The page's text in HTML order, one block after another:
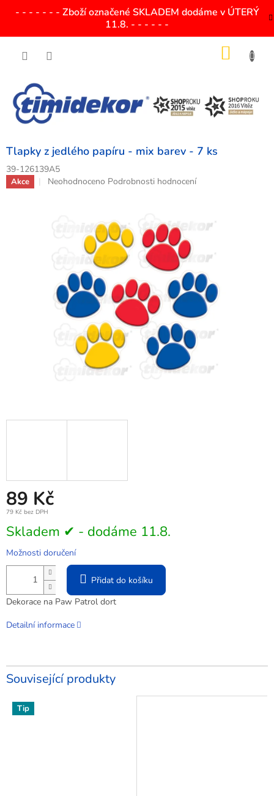
- - - - - - - Zboží označené SKLADEM dodáme v ÚTERÝ
11.8. - - - - - -
Tlapky z jedlého papíru - mix barev - 7 ks
39-126139A5
Akce
Průměrné
Neohodnoceno Podrobnosti hodnocení
89 Kč
79 Kč bez DPH
Měrná
cena:
Skladem ✔ - dodáme 11.8.
Možnosti doručení
Přidat do košíku
Dekorace na Paw Patrol dort
Detailní informace
Související produkty
Tip